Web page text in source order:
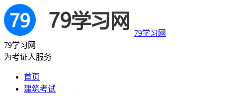
79学习网
79学习网
为考证人服务
首页
建筑考试